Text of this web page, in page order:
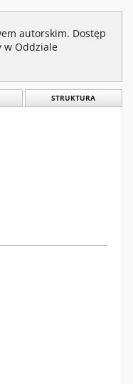
autorskim. Dostęp
w Oddziale
STRUKTURA